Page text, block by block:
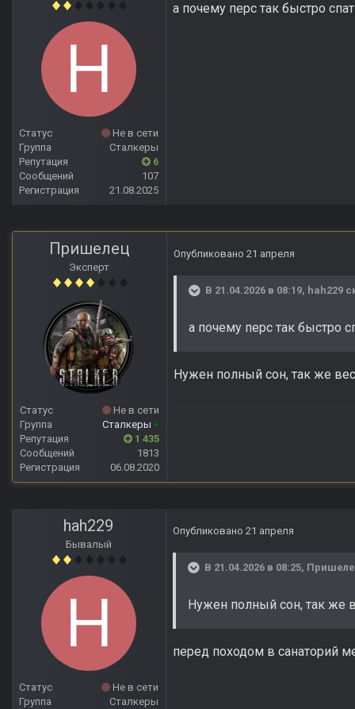
Статус
Не в сети
Группа
Сталкеры
Репутация
6
Сообщений
107
Регистрация
21.08.2025
а почему перс так быстро
Пришелец
Эксперт
Статус
Не в сети
Группа
Сталкеры +
Репутация
1 435
Сообщений
1813
Регистрация
06.08.2020
Опубликовано 21 апреля
В 21.04.2026 в 08:19, hah229
а почему перс так быстро
Нужен полный сон, так же
hah229
Бывалый
Статус
Не в сети
Группа
Сталкеры
Опубликовано 21 апреля
В 21.04.2026 в 08:25,
Нужен полный сон, так же
перед походом в санаторий